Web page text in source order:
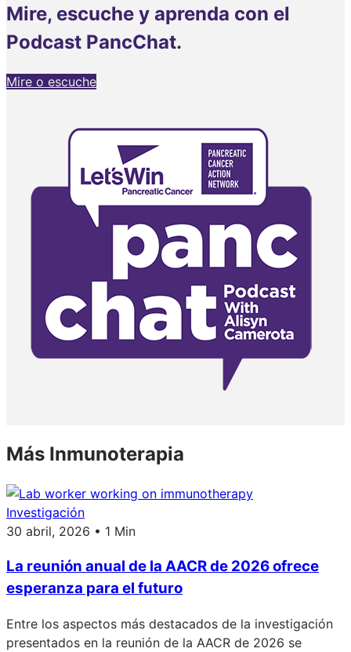
Mire, escuche y aprenda con el
Podcast PancChat.
Mire o escuche
Más Inmunoterapia
Investigación
30 abril, 2026 • 1 Min
La reunión anual de la AACR de 2026 ofrece
esperanza para el futuro
Entre los aspectos más destacados de la investigación
presentados en la reunión de la AACR de 2026 se